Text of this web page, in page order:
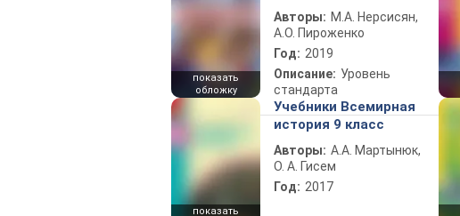
показать
обложку
Авторы: М.А. Нерсисян,
А.О. Пироженко
Год: 2019
Описание: Уровень
стандарта
показать
Учебники Всемирная
история 9 класс
Авторы: А.А. Мартынюк,
О. А. Гисем
Год: 2017